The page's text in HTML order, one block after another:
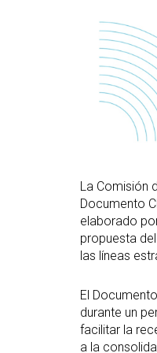
de
(BTTE)
(PARS)
La Comisión
Documento
elaborado
propuesta
las líneas
El
durante un
facilitar la
a la